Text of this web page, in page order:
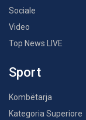
Sociale
Video
Top News LIVE
Sport
Kombëtarja
Kategoria Superiore